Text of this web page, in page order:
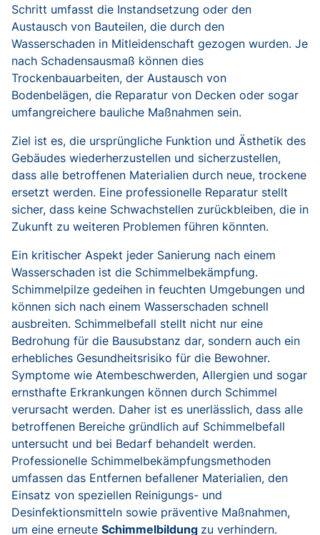
Schritt umfasst die Instandsetzung oder den
Austausch von Bauteilen, die durch den
Wasserschaden in Mitleidenschaft gezogen wurden. Je
nach Schadensausmaß können dies
Trockenbauarbeiten, der Austausch von
Bodenbelägen, die Reparatur von Decken oder sogar
umfangreichere bauliche Maßnahmen sein.
Ziel ist es, die ursprüngliche Funktion und Ästhetik des
Gebäudes wiederherzustellen und sicherzustellen,
dass alle betroffenen Materialien durch neue, trockene
ersetzt werden. Eine professionelle Reparatur stellt
sicher, dass keine Schwachstellen zurückbleiben, die in
Zukunft zu weiteren Problemen führen könnten.
Ein kritischer Aspekt jeder Sanierung nach einem
Wasserschaden ist die Schimmelbekämpfung.
Schimmelpilze gedeihen in feuchten Umgebungen und
können sich nach einem Wasserschaden schnell
ausbreiten. Schimmelbefall stellt nicht nur eine
Bedrohung für die Bausubstanz dar, sondern auch ein
erhebliches Gesundheitsrisiko für die Bewohner.
Symptome wie Atembeschwerden, Allergien und sogar
ernsthafte Erkrankungen können durch Schimmel
verursacht werden. Daher ist es unerlässlich, dass alle
betroffenen Bereiche gründlich auf Schimmelbefall
untersucht und bei Bedarf behandelt werden.
Professionelle Schimmelbekämpfungsmethoden
umfassen das Entfernen befallener Materialien, den
Einsatz von speziellen Reinigungs- und
Desinfektionsmitteln sowie präventive Maßnahmen,
um eine erneute Schimmelbildung zu verhindern.